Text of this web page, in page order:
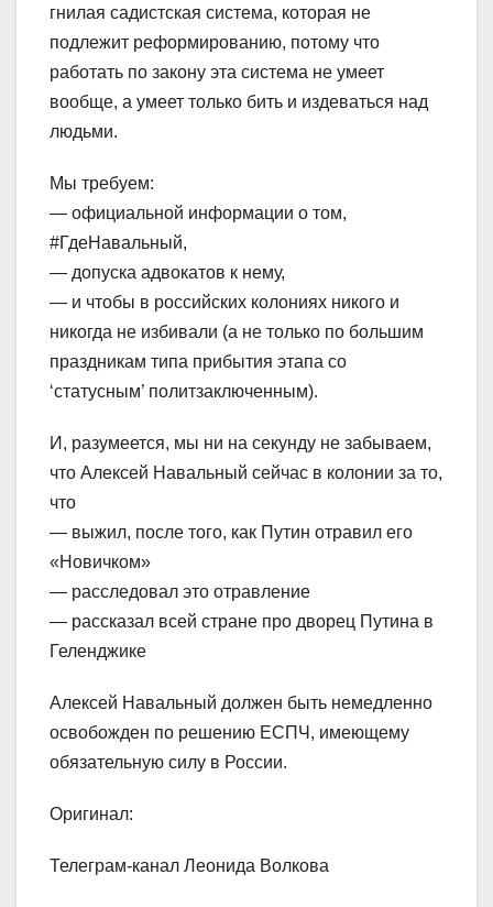
гнилая садистская система, которая не
подлежит реформированию, потому что
работать по закону эта система не умеет
вообще, а умеет только бить и издеваться над
людьми.
Мы требуем:
— официальной информации о том,
#ГдеНавальный,
— допуска адвокатов к нему,
— и чтобы в российских колониях никого и
никогда не избивали (а не только по большим
праздникам типа прибытия этапа со
‘статусным’ политзаключенным).
И, разумеется, мы ни на секунду не забываем,
что Алексей Навальный сейчас в колонии за то,
что
— выжил, после того, как Путин отравил его
«Новичком»
— расследовал это отравление
— рассказал всей стране про дворец Путина в
Геленджике
Алексей Навальный должен быть немедленно
освобожден по решению ЕСПЧ, имеющему
обязательную силу в России.
Оригинал:
Телеграм-канал Леонида Волкова